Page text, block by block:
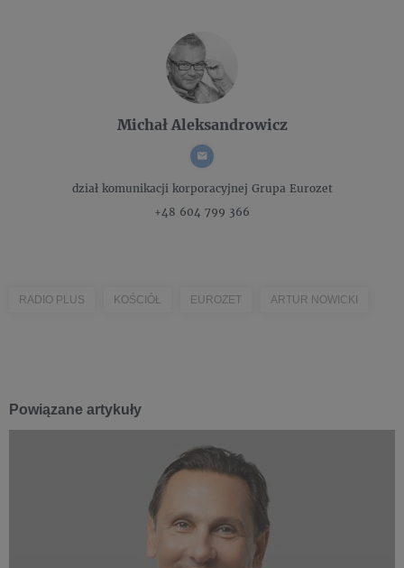
Michał Aleksandrowicz
dział komunikacji korporacyjnej Grupa Eurozet
+48 604 799 366
RADIO PLUS KOŚCIÓŁ EUROZET ARTUR NOWICKI
Powiązane artykuły